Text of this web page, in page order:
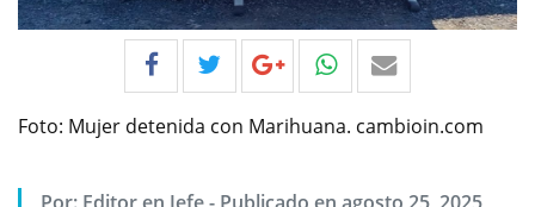
Foto: Mujer detenida con Marihuana. cambioin.com